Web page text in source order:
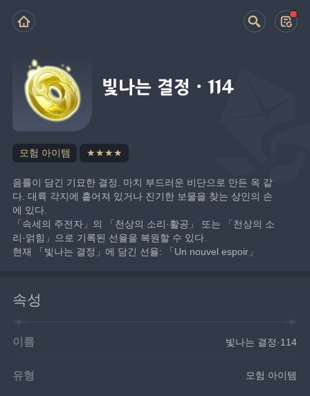
빛나는 결정·114
모험 아이템 ★★★★
음률이 담긴 기묘한 결정. 마치 부드러운 비단으로 만든 옥 같
다. 대륙 각지에 흩어져 있거나 진기한 보물을 찾는 상인의 손
에 있다.
「속세의 주전자」의 「천상의 소리·활공」 또는 「천상의 소
리·얽힘」으로 기록된 선율을 복원할 수 있다.
현재 「빛나는 결정」에 담긴 선율: 「Un nouvel espoir」
속성
이름 빛나는 결정·114
유형 모험 아이템